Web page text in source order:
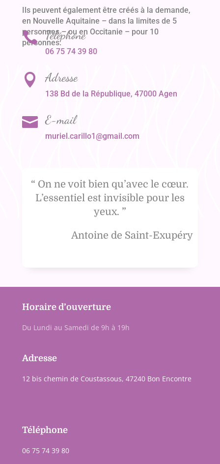
Ils peuvent également être créés à la demande,
en Nouvelle Aquitaine – dans la limites de 5
personnes – ou en Occitanie – pour 10
personnes.
 Téléphone
06 75 74 39 80
 Adresse
138 Bd de la République, 47000 Agen
 E-mail
muriel.carillo1@gmail.com
“ On ne voit bien qu’avec le cœur.
L’essentiel est invisible pour les
yeux. ”
Antoine de Saint-Exupéry
Horaire d’ouverture
Du Lundi au Samedi de 9h à 19h
Adresse
12 bis chemin de Coustassous, 47240 Bon Encontre
Téléphone
06 75 74 39 80